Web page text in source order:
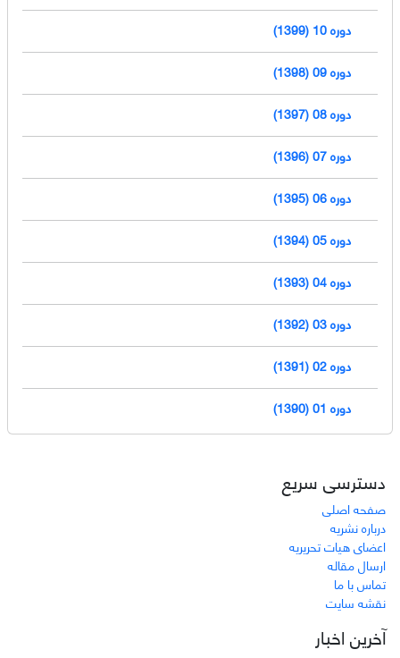
دوره 10 (1399)
دوره 09 (1398)
دوره 08 (1397)
دوره 07 (1396)
دوره 06 (1395)
دوره 05 (1394)
دوره 04 (1393)
دوره 03 (1392)
دوره 02 (1391)
دوره 01 (1390)
دسترسی سریع
صفحه اصلی
درباره نشریه
اعضای هیات تحریریه
ارسال مقاله
تماس با ما
نقشه سایت
آخرین اخبار